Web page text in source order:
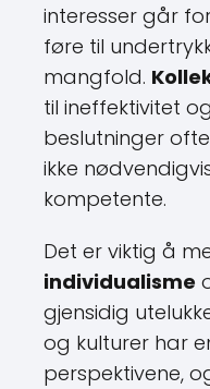
interesser går
føre til
mangfold.
til ineffektivitet
beslutninger
ikke
kompetente.
Det er viktig å
individualisme
gjensidig
og kulturer har
perspektivene,